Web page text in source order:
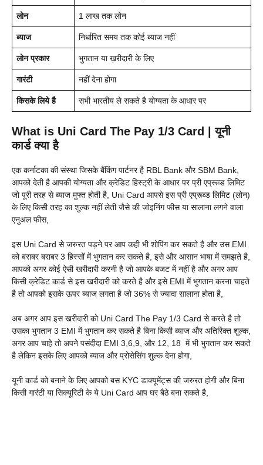
लोन 1 लाख तक लोन
ब्याज निर्धारित समय तक कोई ब्याज नहीं
लोन प्रकार भुगतान या ख़रीदारी के लिए
गारंटी नहीं देना होगा
किसके लिये है सभी भारतीय ले सकते है योग्यता के आधार पर
What is Uni Card The Pay 1/3 Card | यूनी
कार्ड क्या है
एक कर्नाटका की संस्था जिसके बैंकिंग पार्टनर है RBL Bank और SBM Bank,
आपको देती है आपकी योग्यता और क्रेडिट हिस्ट्री के आधार पर प्री एप्रूव्ड लिमिट
जो पूरी तरह से ब्याज मुफ्त होती है, Uni Card आपसे इस प्री एप्रूव्ड लिमिट (लोन)
के लिए किसी तरह का शुल्क नहीं लेती जैसे की जोइनिंग फीस या सालाना लगने वाला
एनुअल फीस,
इस Uni Card से जरुरत पड़ने पर आप कही भी शोपिंग कर सकते है और उस EMI
को बराबर बराबर 3 हिस्सों में भुगतान कर सकते है, इसे और आसान भाषा में समझते है,
आपको अगर कोई ऐसी खरीदारी करनी है जो आपके बजट में नहीं है और अगर आप
किसी क्रेडिट कार्ड से इस खरीदारी को करते है और इसे EMI में भुगतान करना चाहते
है तो आपको इसके ऊपर ब्याज लगता है जो 36% से ज्यादा सालाना होता है,
अब अगर आप इस खरीदारी को Uni Card The Pay 1/3 Card से करते है तो
उसका भुगतान 3 EMI में भुगतान कर सकते है बिना किसी ब्याज और अतिरिक्त शुल्क,
अगर आप चाहे तो अपने पसंदीदा EMI 3,6,9, और 12, 18 में भी भुगतान कर सकते
है लेकिन इसके लिए आपको ब्याज और प्रोसेसिंग शुल्क देना होगा,
यूनी कार्ड को बनाने के लिए आपको बस KYC डाक्यूमेंट्स की जरुरत होगी और बिना
किसी गारंटी या सिक्यूरिटी के ये Uni Card आप घर बैठे बना सकते है,